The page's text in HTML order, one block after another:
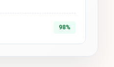
98%